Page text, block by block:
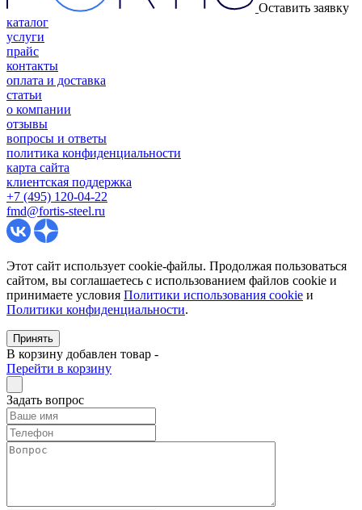
Оставить заявку
каталог
услуги
прайс
контакты
оплата и доставка
статьи
о компании
отзывы
вопросы и ответы
политика конфиденциальности
карта сайта
клиентская поддержка
+7 (495) 120-04-22
fmd@fortis-steel.ru
Этот сайт использует cookie-файлы. Продолжая пользоваться
сайтом, вы соглашаетесь с использованием файлов cookie и
принимаете условия Политики использования cookie и
Политики конфиденциальности.
Принять
В корзину добавлен товар -
Перейти в корзину
Задать вопрос